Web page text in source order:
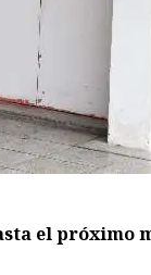
el próximo